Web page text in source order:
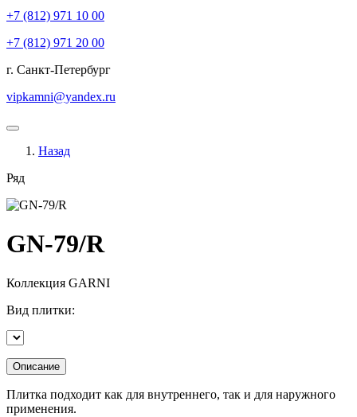
+7 (812) 971 10 00
+7 (812) 971 20 00
г. Санкт-Петербург
vipkamni@yandex.ru
Назад
Ряд
GN-79/R
Коллекция GARNI
Вид плитки:
Описание
Плитка подходит как для внутреннего, так и для наружного
применения.